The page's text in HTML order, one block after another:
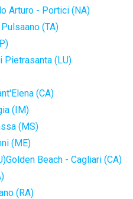
Arturo - Portici (NA)
(TA)
Pietrasanta (LU)
(CA)
(IM)
(MS)
(ME)
Golden Beach - Cagliari (CA)
(RA)